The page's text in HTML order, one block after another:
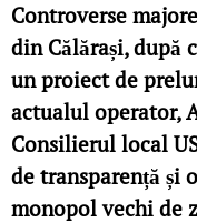
Controverse
din Călărași, după
un proiect de
actualul operator,
Consilierul local
de transparență și
monopol vechi de